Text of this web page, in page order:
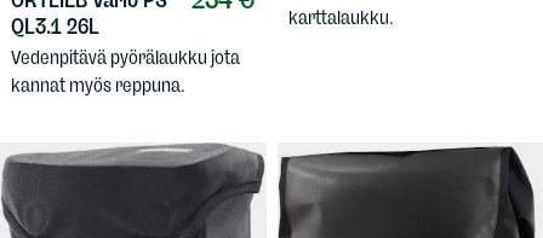
QL3.1 26L
Vedenpitävä pyörälaukku jota
kannat myös reppuna.
karttalaukku.